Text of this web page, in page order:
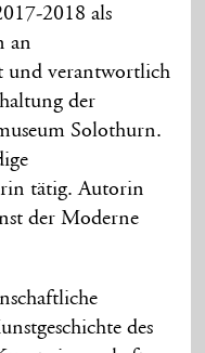
2018 als
an
und verantwortlich
der
Solothurn.
tätig. Autorin
der Moderne
des